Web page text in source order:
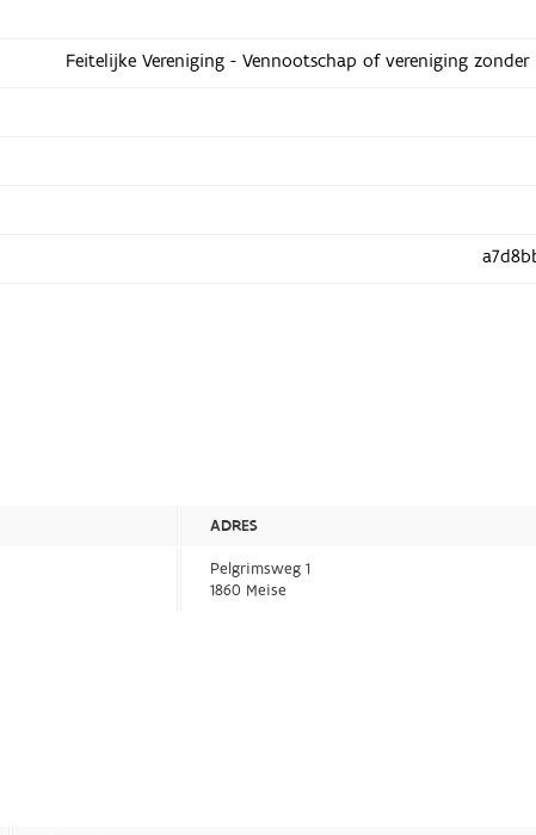
Feitelijke Vereniging - Vennootschap of vereniging
ADRES
Pelgrimsweg 1
1860 Meise